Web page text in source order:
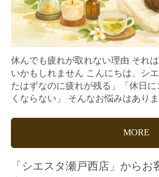
休んでも疲れが取れない理由 それ
いかもしれません こんにちは、シ
たはずなのに疲れが残る」「休日
くならない」 そんなお悩みはあり
MORE
「シエスタ瀬戸西店」から